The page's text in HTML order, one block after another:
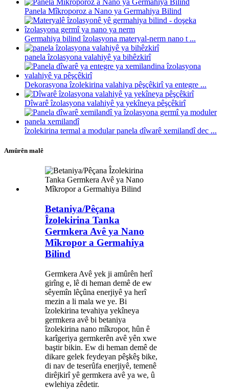
Panela Mîkroporoz a Nano ya Germahiya Bilind
Germahiya bilind îzolasyona materyal-nerm nano t ...
panela îzolasyona valahiyê ya bihêzkirî
Dekorasyona îzolekirina valahiya pêşçêkirî ya entegre ...
Dîwarê îzolasyona valahiyê ya yekîneya pêşçêkirî
îzolekirina termal a modular panela dîwarê xemilandî dec ...
Amûrên malê
Betaniya/Pêçana
Îzolekirina Tanka
Germkera Avê ya Nano
Mîkropor a Germahiya
Bilind
Germkera Avê yek ji amûrên herî
girîng e, lê di heman demê de ew
sêyemîn lêçûna enerjiyê ya herî
mezin a li mala we ye. Bi
îzolekirina tevahiya yekîneya
germkera avê bi betaniya
îzolekirina nano mîkropor, hûn ê
karîgeriya germkerên avê yên xwe
baştir bikin. Ew di heman demê de
dikare gelek feydeyan pêşkêş bike,
di nav de teserûfa enerjiyê, temenê
dirêjkirî yê germkera avê ya we, û
ewlehiya zêdetir.